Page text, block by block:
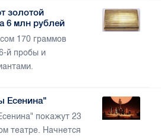
золотой
6 млн рублей
170 граммов
й пробы и
Есенина"
покажут 23
театре. Начнется